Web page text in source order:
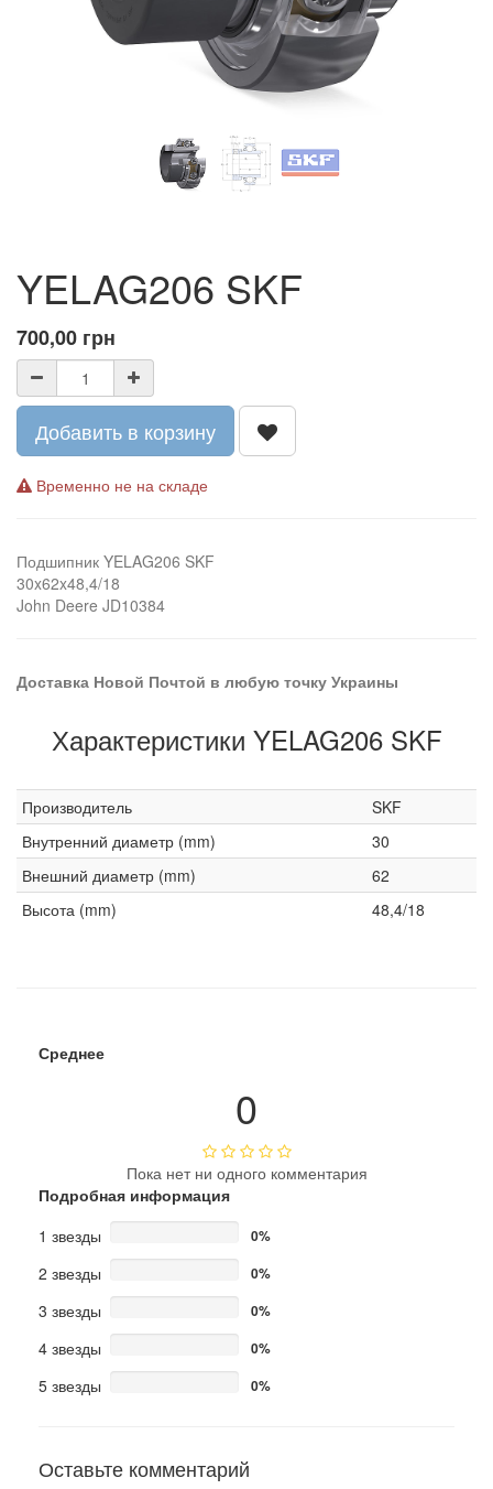
YELAG206 SKF
700,00 грн
Добавить в корзину
Временно не на складе
Подшипник YELAG206 SKF
30x62x48,4/18
John Deere JD10384
Доставка Новой Почтой в любую точку Украины
Характеристики YELAG206 SKF
Производитель
SKF
Внутренний диаметр (mm)
30
Внешний диаметр (mm)
62
Высота (mm)
48,4/18
Среднее
0
Пока нет ни одного комментария
Подробная информация
1 звезды
0%
2 звезды 0%
3 звезды 0%
4 звезды 0%
5 звезды 0%
Оставьте комментарий